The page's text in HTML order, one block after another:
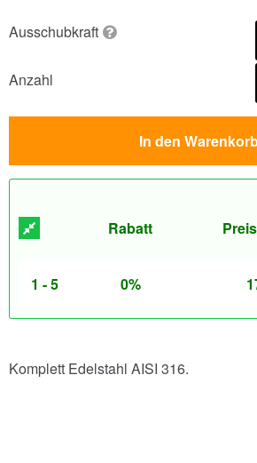
Ausschubkraft
Anzahl
In den
Rabatt
1 - 5 0%
Komplett Edelstahl AISI 316.